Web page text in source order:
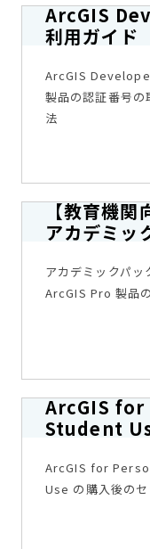
ArcGIS
利用ガイド
ArcGIS
製品の認証番号
法
【教育機関
アカデミッ
アカデミックパッ
ArcGIS Pro 製品
ArcGIS
Student
ArcGIS for
Use の購入後の